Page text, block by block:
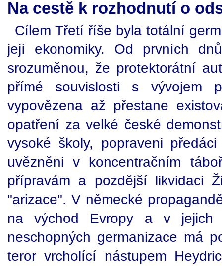
Na cestě k rozhodnutí o
Cílem Třetí říše byla totální
její ekonomiky. Od prvních
srozuměnou, že protektorátní
přímé souvislosti s vývojem
vypovězena až přestane
opatření za velké české
vysoké školy, popraveni
uvězněni v koncentračním
přípravám a pozdější likvidaci
"arizace". V německé
na východ Evropy a v jejich
neschopných germanizace má
teror vrcholící nástupem